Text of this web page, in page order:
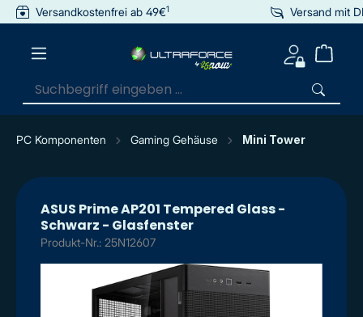
springen
Versandkostenfrei ab 49€1 Versand mit
PC Komponenten Gaming Gehäuse Mini Tower
ASUS Prime AP201 Tempered Glass -
Schwarz - Glasfenster
Produkt-Nr.: 25N12607